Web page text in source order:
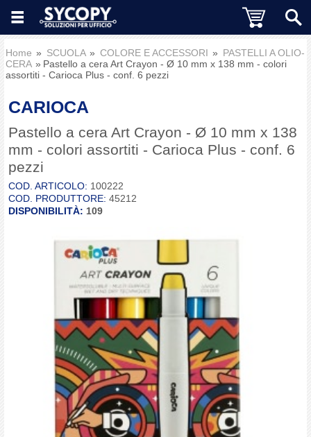
Home SCUOLA COLORE E ACCESSORI
PASTELLI A OLIO-
CERA
Pastello a cera Art Crayon - Ø 10 mm x 138 mm - colori
assortiti - Carioca Plus - conf. 6 pezzi
CARIOCA
Pastello a cera Art Crayon - Ø 10 mm x 138
mm - colori assortiti - Carioca Plus - conf. 6
pezzi
COD. ARTICOLO: 100222
COD. PRODUTTORE: 45212
DISPONIBILITÀ: 109